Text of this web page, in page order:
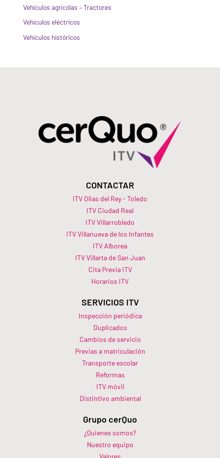
Vehículos agrícolas – Tractores
Vehículos eléctricos
Vehículos históricos
CONTACTAR
ITV Olias del Rey - Toledo
ITV Ciudad Real
ITV Villarrobledo
ITV Villanueva de los Infantes
ITV Alborea
ITV Villarta de San Juan
Cita Previa ITV
Horarios ITV​
SERVICIOS ITV
Inspección periódica
Duplicados
Cambios de servicio
Previas a matriculación
Transporte escolar
Reformas
ITV móvil
Distintivo ambiental
Grupo cerQuo
¿Quienes somos?
Nuestro equipo